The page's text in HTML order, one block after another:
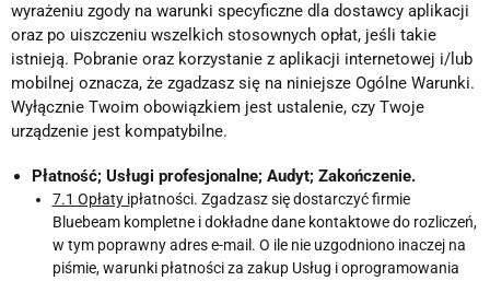
wyrażeniu zgody na warunki specyficzne dla dostawcy aplikacji
oraz po uiszczeniu wszelkich stosownych opłat, jeśli takie
istnieją. Pobranie oraz korzystanie z aplikacji internetowej i/lub
mobilnej oznacza, że zgadzasz się na niniejsze Ogólne Warunki.
Wyłącznie Twoim obowiązkiem jest ustalenie, czy Twoje
urządzenie jest kompatybilne.
Płatność; Usługi profesjonalne; Audyt; Zakończenie.
7.1 Opłaty ipłatności. Zgadzasz się dostarczyć firmie
Bluebeam kompletne i dokładne dane kontaktowe do rozliczeń,
w tym poprawny adres e-mail. O ile nie uzgodniono inaczej na
piśmie, warunki płatności za zakup Usług i oprogramowania